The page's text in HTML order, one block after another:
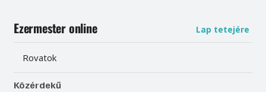
Ezermester online Lap tetejére
Rovatok
Közérdekű